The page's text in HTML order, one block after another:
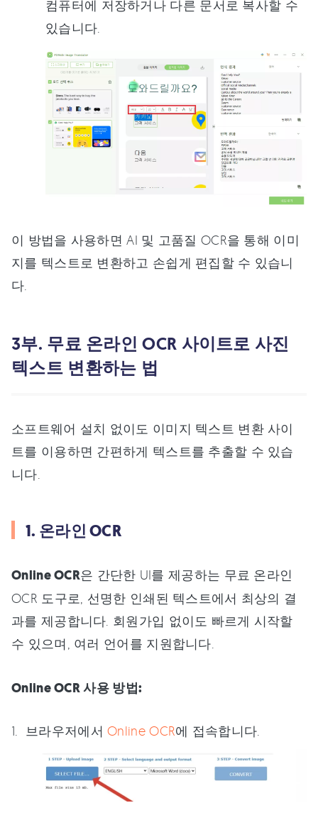
컴퓨터에 저장하거나 다른 문서로 복사할 수
있습니다.
이 방법을 사용하면 AI 및 고품질 OCR을 통해 이미
지를 텍스트로 변환하고 손쉽게 편집할 수 있습니
다.
3부. 무료 온라인 OCR 사이트로 사진
텍스트 변환하는 법
소프트웨어 설치 없이도 이미지 텍스트 변환 사이
트를 이용하면 간편하게 텍스트를 추출할 수 있습
니다.
1. 온라인 OCR
Online OCR은 간단한 UI를 제공하는 무료 온라인
OCR 도구로, 선명한 인쇄된 텍스트에서 최상의 결
과를 제공합니다. 회원가입 없이도 빠르게 시작할
수 있으며, 여러 언어를 지원합니다.
Online OCR 사용 방법:
브라우저에서Online OCR에 접속합니다.